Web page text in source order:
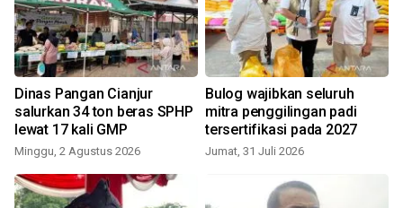
Dinas Pangan Cianjur
salurkan 34 ton beras SPHP
lewat 17 kali GMP
Minggu, 2 Agustus 2026
Bulog wajibkan seluruh
mitra penggilingan padi
tersertifikasi pada 2027
Jumat, 31 Juli 2026